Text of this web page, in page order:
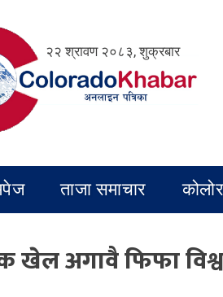
२२ श्रावण २०८३, शुक्रबार
ताजा समाचार
खेल अगावै फिफा